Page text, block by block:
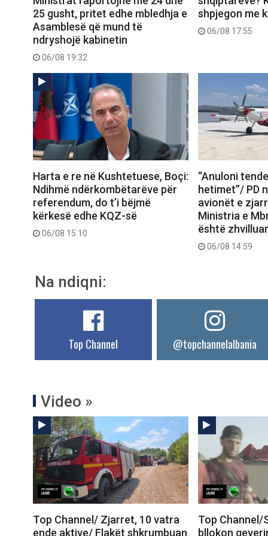
25 gusht, pritet edhe mbledhja e
Asamblesë që mund të
ndryshojë kabinetin
06/08 19:32
shpjegon me
06/08 17:55
Harta e re në Kushtetuese, Boçi:
Ndihmë ndërkombëtarëve për
referendum, do t’i bëjmë
kërkesë edhe KQZ-së
06/08 15:10
“Anuloni
hetimet”/ PD
avionët e
Ministria e
është
06/08 14:59
Na ndiqni:
Top Channel @topchannelalbania
Video »
Top Channel/ Zjarret, 10 vatra
ende aktive/ Flakët shkrumbuan
Top Channel/
bllokon